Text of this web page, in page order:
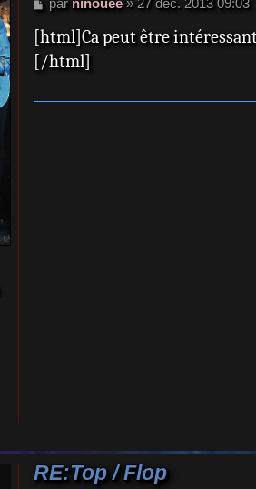
s
s
a
e
par ninouee» 27 déc. 2013 09:03
[html]Ca peut être
[/html]
RE:Top / Flop